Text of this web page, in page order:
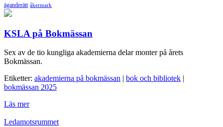
äganderätt åkermark
KSLA på Bokmässan
Sex av de tio kungliga akademierna delar monter på årets
Bokmässan.
Etiketter: akademierna på bokmässan | bok och bibliotek |
bokmässan 2025
Läs mer
Ledamotsrummet